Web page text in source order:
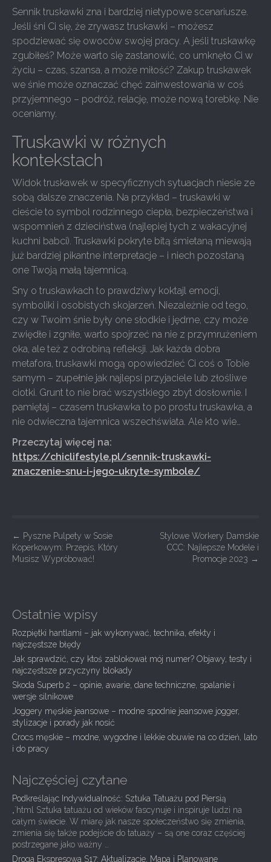
Sennik truskawki zna i bardziej nietypowe scenariusze.
Jeśli śni Ci się, że zrywasz truskawki – możesz
spodziewać się owoców swojej pracy. A jeśli truskawkę
zgubiłeś? Może warto się zastanowić, co umknęło Ci w
życiu – czas, szansa, a może miłość? Zakup truskawek
we śnie może oznaczać chęć zainwestowania w coś
przyjemnego – podróż, relację, może nową torebkę. Nie
oceniamy.
Truskawki w różnych
kontekstach
Widok truskawek w specyficznych sytuacjach niesie ze
sobą dalsze znaczenia. Na przykład – truskawki w
cieście to symbol rodzinnego ciepła, bezpieczeństwa i
wspomnień z dzieciństwa (najlepiej tych z wakacyjnej
kuchni babci). Truskawki pokryte bitą śmietaną miewają
już bardziej pikantne interpretacje – i niech pozostaną
one Twoją małą tajemnicą.
Sny o truskawkach to prawdziwy koktajl emocji,
symboliki i osobistych skojarzeń. Niezależnie od tego,
czy w Twoim śnie były one słodkie i jędrne, czy może
zwiędłe i zgniłe, warto spojrzeć na nie z przymrużeniem
oka, ale też z odrobiną refleksji. Jak każda dobra
metafora, truskawki mogą opowiedzieć Ci coś o Tobie
samym – zupełnie jak najlepsi przyjaciele lub złośliwe
ciotki. Grunt to nie brać wszystkiego zbyt dosłownie. I
pamiętaj – czasem truskawka to po prostu truskawka, a
nie odwieczna tajemnica wszechświata. Ale kto wie…
Przeczytaj więcej na:
https://chiclifestyle.pl/sennik-truskawki-
znaczenie-snu-i-jego-ukryte-symbole/
P
o
n
a
v
i
g
a
t
i
o
← Pyszne Pulpety w Sosie
Koperkowym: Przepis, Który
Musisz Wypróbować!
Stylowe Workery Damskie
CCC: Najlepsze Modele i
Promocje 2023 →
Ostatnie wpisy
Rozpiętki hantlami – jak wykonywać, technika, efekty i
najczęstsze błędy
Jak sprawdzić, czy ktoś zablokował mój numer? Objawy, testy i
najczęstsze przyczyny blokady
Skoda Superb 2 – opinie, awarie, dane techniczne, spalanie i
wersje silnikowe
Joggery męskie jeansowe – modne spodnie jeansowe jogger,
stylizacje i porady jak nosić
Crocs męskie – modne, wygodne i lekkie obuwie na co dzień, lato
i do pracy
Najczęściej czytane
Podkreślając Indywidualność: Sztuka Tatuażu pod Piersią
„`html Sztuka tatuażu od wieków fascynuje i inspiruje ludzi na
całym świecie. W miarę jak nasze społeczeństwo się zmienia,
zmienia się także podejście do tatuaży – są one coraz częściej
postrzegane jako ważny …
Droga Ekspresowa S17: Aktualizacje, Mapa i Planowane